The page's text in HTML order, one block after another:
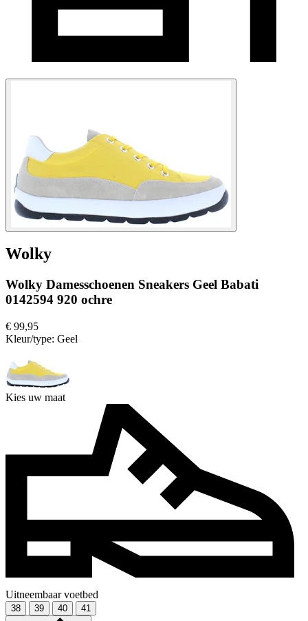
Wolky
Wolky Damesschoenen Sneakers Geel Babati
0142594 920 ochre
€ 99,95
Kleur/type: Geel
Kies uw maat
Uitneembaar voetbed
38 39 40 41